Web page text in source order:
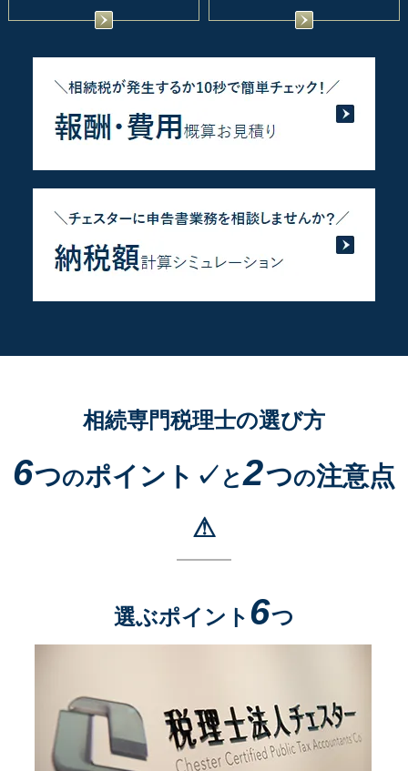
相続専門税理士の選び方
6つのポイント✓ と2つの注意点
⚠
選ぶポイント 6つ